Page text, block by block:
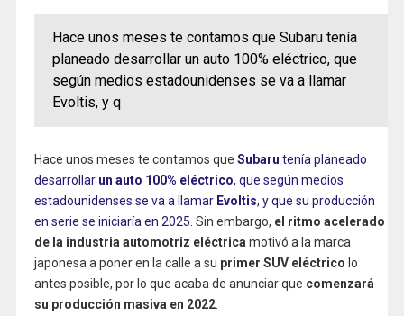
Hace unos meses te contamos que Subaru tenía
planeado desarrollar un auto 100% eléctrico, que
según medios estadounidenses se va a llamar
Evoltis, y q
Hace unos meses te contamos que Subaru tenía planeado
desarrollar un auto 100% eléctrico, que según medios
estadounidenses se va a llamarEvoltis, y que su producción
en serie se iniciaría en 2025 . Sin embargo, el ritmo acelerado
de la industria automotriz eléctrica motivó a la marca
japonesa a poner en la calle a su primer SUV eléctrico lo
antes posible, por lo que acaba de anunciar que comenzará
su producción masiva en 2022.